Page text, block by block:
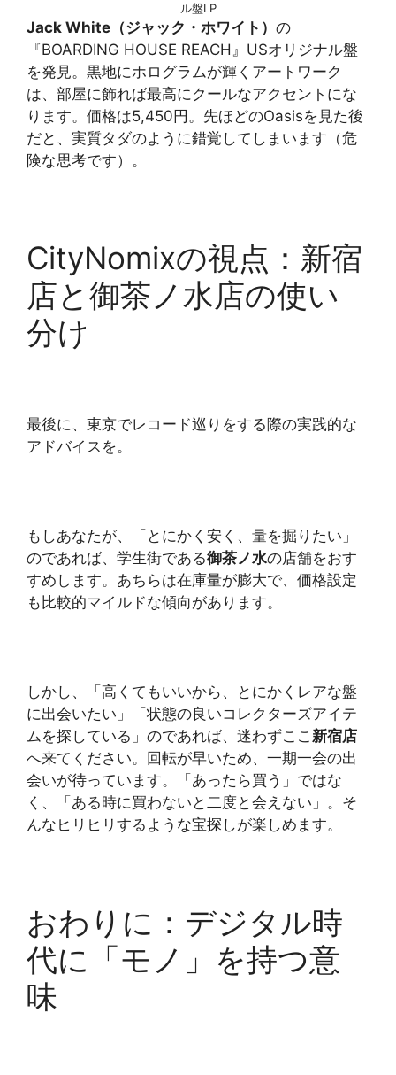
ル盤LP
Jack White（ジャック・ホワイト） の
『BOARDING HOUSE REACH』USオリジナル盤
を発見。黒地にホログラムが輝くアートワーク
は、部屋に飾れば最高にクールなアクセントにな
ります。価格は5,450円。先ほどのOasisを見た後
だと、実質タダのように錯覚してしまいます（危
険な思考です）。
CityNomixの視点：新宿
店と御茶ノ水店の使い
分け
最後に、東京でレコード巡りをする際の実践的な
アドバイスを。
もしあなたが、「とにかく安く、量を掘りたい」
のであれば、学生街である御茶ノ水の店舗をおす
すめします。あちらは在庫量が膨大で、価格設定
も比較的マイルドな傾向があります。
しかし、「高くてもいいから、とにかくレアな盤
に出会いたい」「状態の良いコレクターズアイテ
ムを探している」のであれば、迷わずここ 新宿店
へ来てください。回転が早いため、一期一会の出
会いが待っています。「あったら買う」ではな
く、「ある時に買わないと二度と会えない」。そ
んなヒリヒリするような宝探しが楽しめます。
おわりに：デジタル時
代に「モノ」を持つ意
味